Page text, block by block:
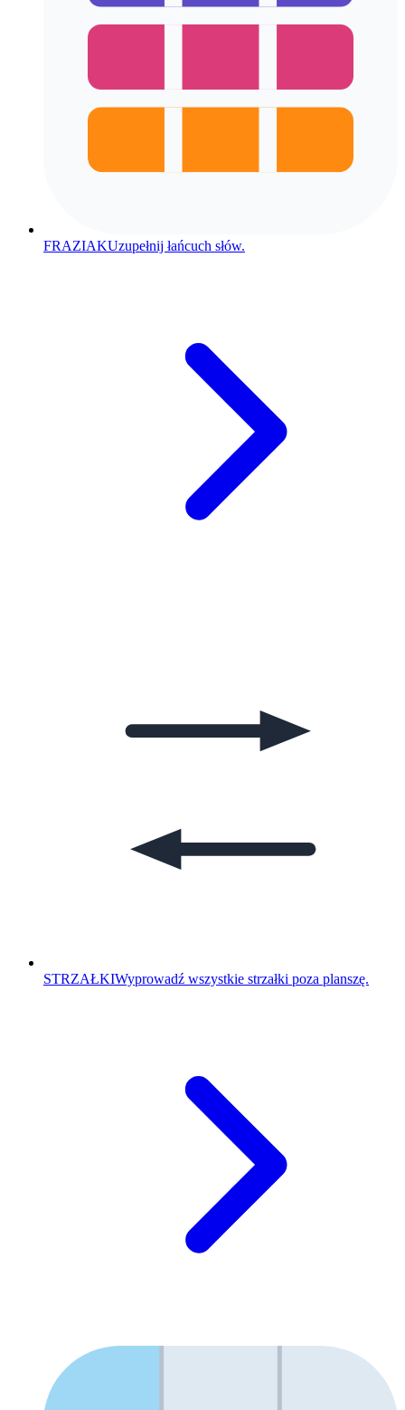
FRAZIAKUzupełnij łańcuch słów.
STRZAŁKIWyprowadź wszystkie strzałki poza planszę.